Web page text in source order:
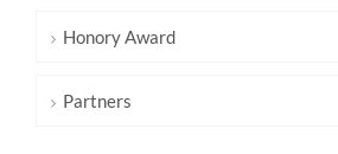
Honory Award
Partners